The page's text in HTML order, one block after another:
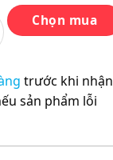
Chọn mua
trước khi nhận
sản phẩm lỗi